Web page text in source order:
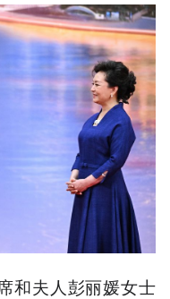
和夫人彭丽媛女士